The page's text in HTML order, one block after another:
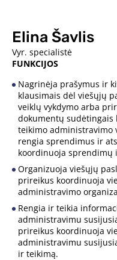
Elina Šavlis
Vyr. specialistė
FUNKCIJOS
Nagrinėja prašymus ir
klausimais dėl viešųjų
veiklų vykdymo arba
dokumentų sudėtingais
teikimo administravimo
rengia sprendimus ir
koordinuoja sprendimų
Organizuoja viešųjų
prireikus koordinuoja
administravimo
Rengia ir teikia
administravimu
prireikus koordinuoja
administravimu
ir teikimą.